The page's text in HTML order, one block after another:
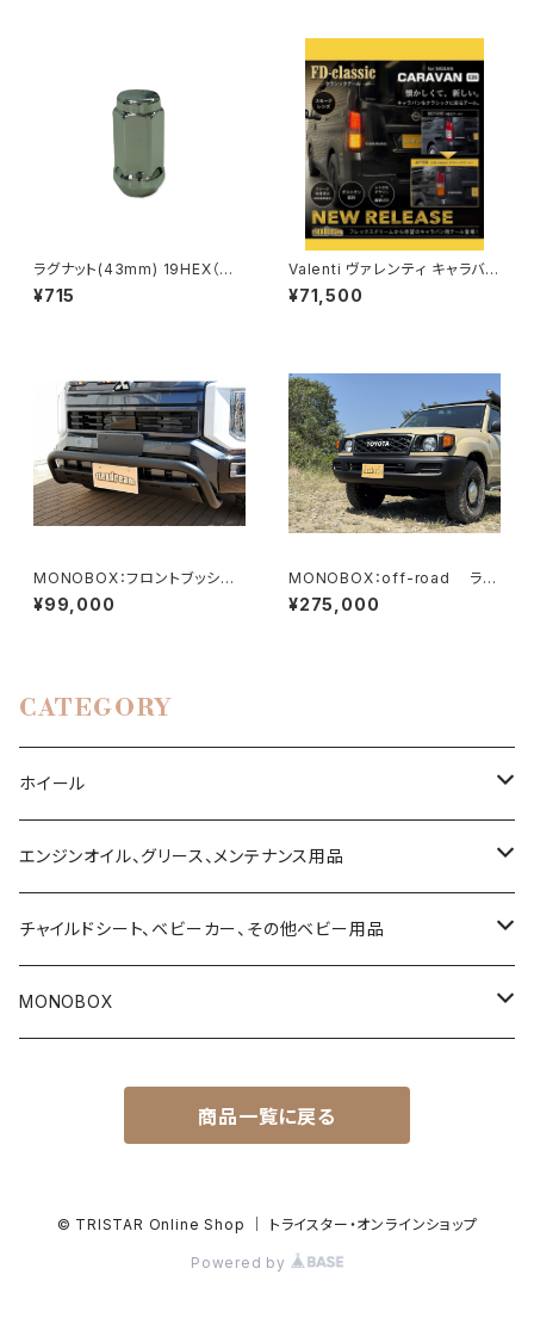
ラグナット(43mm) 19HEX（ク
ローム）
¥715
Valenti ヴァレンティ キャラバン
用レトロテール スモーク/グロ
スブラック
¥71,500
MONOBOX：フロントブッシュ
バー
¥99,000
MONOBOX：off-road ラン
クル100用丸目ライトキット
¥275,000
CATEGORY
ホイール
ハイエース200系
タウンエース
デリカ D5
ランドクルーザー・プラド150系
ランドクルーザー・プラド120
エンジンオイル、グリース、メンテナンス用品
4ストローク用エンジンオイル
2ストローク用エンジンオイル
サスペンションフルード
ブレーキフルード
チャイルドシート、ベビーカー、その他ベビー用品
乳児用ベビーシート
トラベルシステム（ベビーシートとベビーカーのセット商品）
ベビーカー
MONOBOX
ランドクルーザー
商品一覧に戻る
© TRISTAR Online Shop ｜ トライスター・オンラインショップ
Powered by